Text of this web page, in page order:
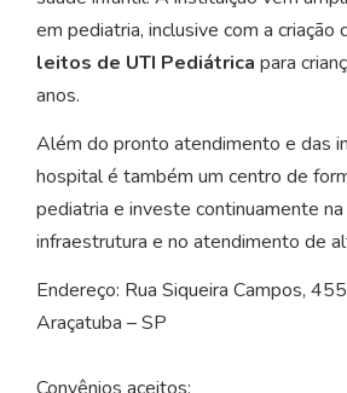
em pediatria, inclusive com a criação
leitos de UTI Pediátrica para
anos.
Além do pronto atendimento e das
hospital é também um centro de
pediatria e investe continuamente
infraestrutura e no atendimento de
Endereço: Rua Siqueira Campos,
Araçatuba – SP